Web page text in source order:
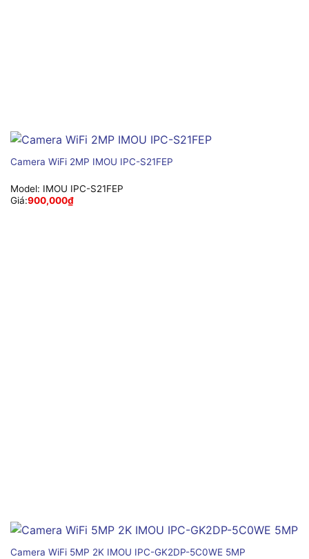
Camera WiFi 2MP IMOU IPC-S21FEP
Model: IMOU IPC-S21FEP
Giá:900,000₫
Camera WiFi 5MP 2K IMOU IPC-GK2DP-5C0WE 5MP